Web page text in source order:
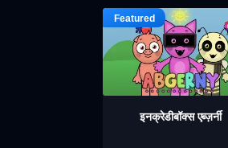
इनक्रेडीबॉक्स एब्ज़र्नी